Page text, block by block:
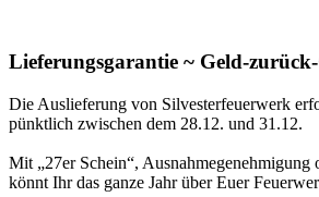
Lieferungsgarantie ~ Geld-
Die Auslieferung von Silvesterfeuerwerk
pünktlich zwischen dem 28.12. und 31.12.
Mit „27er Schein“, Ausnahmegenehmigung
könnt Ihr das ganze Jahr über Euer